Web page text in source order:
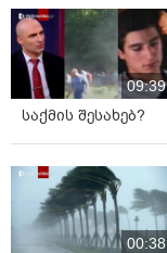
09:39
საქმის შესახებ?
00:38